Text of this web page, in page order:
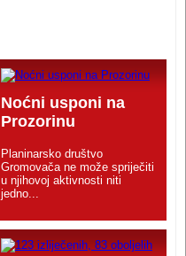
Noćni usponi na
Prozorinu
Planinarsko društvo
Gromovača ne može spriječiti
u njihovoj aktivnosti niti
jedno...